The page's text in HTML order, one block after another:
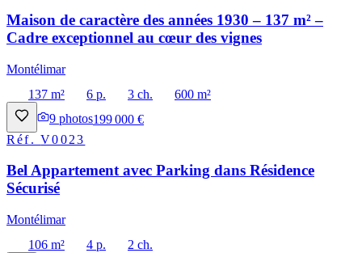
Maison de caractère des années 1930 – 137 m² –
Cadre exceptionnel au cœur des vignes
Montélimar
137 m²
6 p. 3 ch.
600 m²
9 photos199 000 €
Réf.V0023
Bel Appartement avec Parking dans Résidence
Sécurisé
Montélimar
106 m²
4 p.
2 ch.